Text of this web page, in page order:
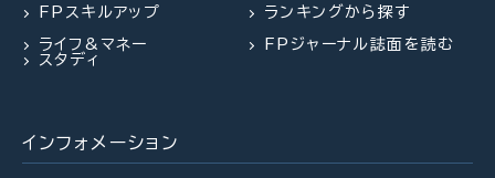
右する、道路、ライフライン、法令制
FPトレンドウォッチ 2026.07.27
夏休み中の子どものランチ、負担を
ルが大幅変更
FPトレンドウォッチ
FPスキルアップ
ライフ&マネー
スタディ
ランキングから探す
FPジャーナル誌面を読む
インフォメーション